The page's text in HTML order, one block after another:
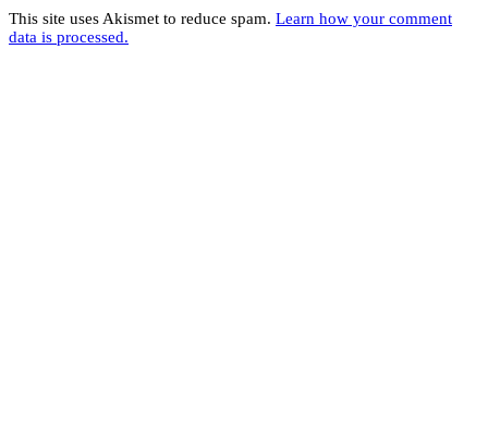
This site uses Akismet to reduce spam. Learn how your comment
data is processed.